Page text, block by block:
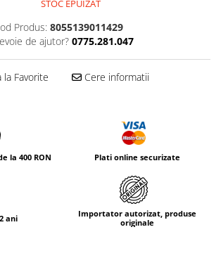
STOC EPUIZAT
Produs: 8055139011429
de ajutor? 0775.281.047
Favorite Cere informatii
la 400 RON Plati online securizate
ani
Importator autorizat, produse
originale